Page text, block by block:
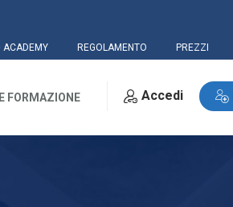
ACADEMY REGOLAMENTO PREZZI
FORMAZIONE Accedi